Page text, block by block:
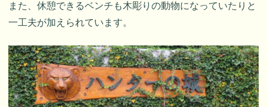
また、休憩できるベンチも木彫りの動物になっていたりと
一工夫が加えられています。